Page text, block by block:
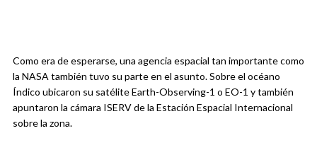
Como era de esperarse, una agencia espacial tan importante como
la NASA también tuvo su parte en el asunto. Sobre el océano
Índico ubicaron su satélite Earth-Observing-1 o EO-1 y también
apuntaron la cámara ISERV de la Estación Espacial Internacional
sobre la zona.